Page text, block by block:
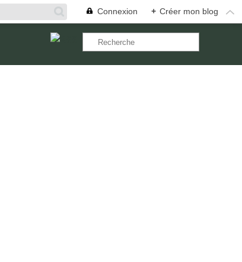
Connexion + Créer mon blog